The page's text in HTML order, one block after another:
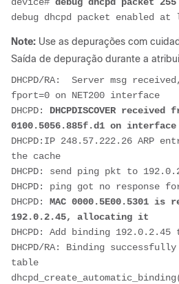
debug dhcpd packet enabled at
Note: Use as depurações com
Saída de depuração durante a
DHCPD/RA:  Server msg
fport=0 on NET200 interface
DHCPD:
DHCPDISCOVER
0100.5056.885f.d1 on interface
DHCPD:IP 248.57.222.26 ARP
the cache
DHCPD: send ping pkt to
DHCPD: ping got no response
DHCPD: MAC 0000.5E00.5301 is
192.0.2.45, allocating it
DHCPD: Add binding
DHCPD/RA: Binding
table